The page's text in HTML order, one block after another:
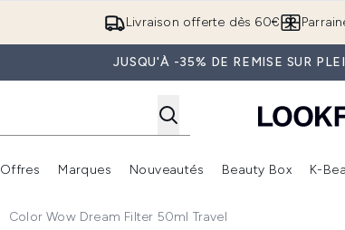
Livraison offerte dès 60€
JUSQU'À -35% DE REMISE SUR
Accédez au sous-menu (Boutique Été )
Offres
Accédez au sous-menu (Offres)
Marques
Accédez au sous-menu (Marques)
Nouveautés Beauty Box K-
Color Wow Dream Filter 50ml Travel